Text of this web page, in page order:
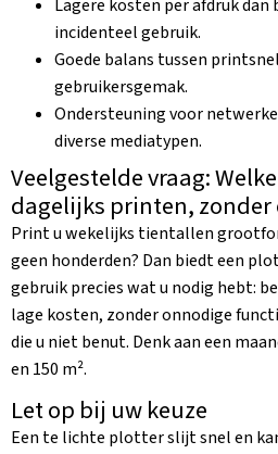
Lagere kosten per afdruk
incidenteel gebruik.
Goede balans tussen
gebruikersgemak.
Ondersteuning voor
diverse mediatypen.
Veelgestelde vraag:
dagelijks printen, zonder
Print u wekelijks tientallen
geen honderden? Dan biedt een
gebruik precies wat u nodig hebt:
lage kosten, zonder onnodige
die u niet benut. Denk aan een
en 150 m².
Let op bij uw keuze
Een te lichte plotter slijt snel en